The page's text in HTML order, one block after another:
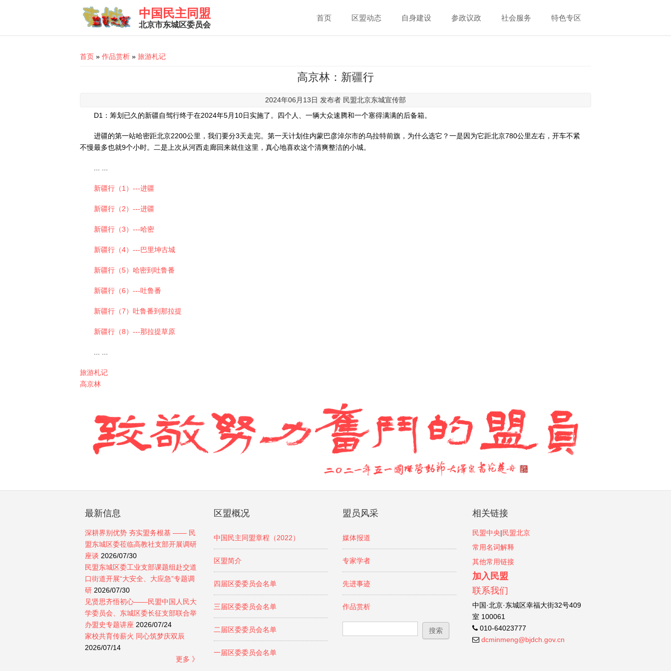
中国民主同盟
北京市东城区委员会
首页 区盟动态 自身建设 参政议政 社会服务 特色专区
You are here
首页 » 作品赏析 » 旅游札记
高京林：新疆行
2024年06月13日 发布者 民盟北京东城宣传部
D1：筹划已久的新疆自驾行终于在2024年5月10日实施了。四个人、一辆大众速腾和一个塞得满满的后备箱。
进疆的第一站哈密距北京2200公里，我们要分3天走完。第一天计划住内蒙巴彦淖尔市的乌拉特前旗，为什么选它？一是因为它距北京780公里左右，开车不紧
不慢最多也就9个小时。二是上次从河西走廊回来就住这里，真心地喜欢这个清爽整洁的小城。
新疆行（1）---进疆
新疆行（2）---进疆
新疆行（3）---哈密
新疆行（4）---巴里坤古城
新疆行（5）哈密到吐鲁番
新疆行（6）---吐鲁番
新疆行（7）吐鲁番到那拉提
新疆行（8）---那拉提草原
旅游札记
高京林
最新信息
深耕界别优势 夯实盟务根基 —— 民
盟东城区委莅临高教社支部开展调研
座谈 2026/07/30
民盟东城区委工业支部课题组赴交道
口街道开展“大安全、大应急”专题调
研 2026/07/30
见贤思齐悟初心——民盟中国人民大
学委员会、东城区委长征支部联合举
办盟史专题讲座 2026/07/24
家校共育传薪火 同心筑梦庆双辰
2026/07/14
更多 》
区盟概况
中国民主同盟章程（2022）
区盟简介
四届区委委员会名单
三届区委委员会名单
二届区委委员会名单
一届区委委员会名单
盟员风采
媒体报道
专家学者
先进事迹
作品赏析
搜索表单
相关链接
民盟中央|民盟北京
常用名词解释
其他常用链接
加入民盟
联系我们
中国·北京·东城区幸福大街32号409
室 100061
010-64023777
dcminmeng@bjdch.gov.cn